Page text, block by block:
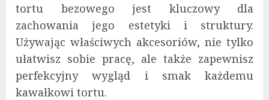
tortu bezowego jest kluczowy dla
zachowania jego estetyki i struktury.
Używając właściwych akcesoriów, nie tylko
ułatwisz sobie pracę, ale także zapewnisz
perfekcyjny wygląd i smak każdemu
kawałkowi tortu.